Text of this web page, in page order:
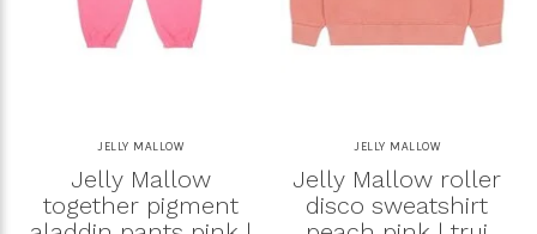
JELLY MALLOW
Jelly Mallow
together pigment
JELLY MALLOW
Jelly Mallow roller
disco sweatshirt